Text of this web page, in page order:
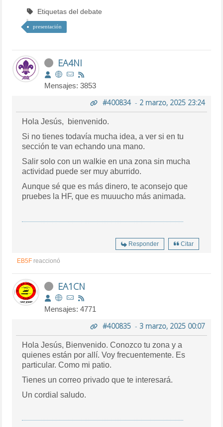
Etiquetas del debate
presentación
EA4NI
Mensajes: 3853
#400834- 2 marzo, 2025 23:24
Hola Jesús, bienvenido.
Si no tienes todavía mucha idea, a ver si en tu
sección te van echando una mano.
Salir solo con un walkie en una zona sin mucha
actividad puede ser muy aburrido.
Aunque sé que es más dinero, te aconsejo que
pruebes la HF, que es muuucho más animada.
Responder Citar
EB5F reaccionó
EA1CN
Mensajes: 4771
#400835- 3 marzo, 2025 00:07
Hola Jesús, Bienvenido. Conozco tu zona y a
quienes están por allí. Voy frecuentemente. Es
particular. Como mi patio.
Tienes un correo privado que te interesará.
Un cordial saludo.